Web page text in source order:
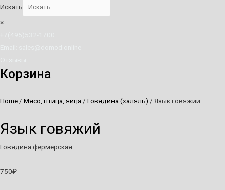
Искать
×
Корзина
Home / Мясо, птица, яйца / Говядина (халяль) / Язык говяжий
Язык говяжий
Говядина фермерская
750₽